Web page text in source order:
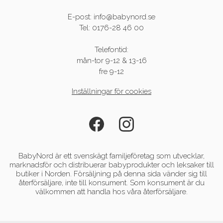
E-post: info@babynord.se
Tel: 0176-28 46 00
Telefontid:
mån-tor 9-12 & 13-16
fre 9-12
Inställningar för cookies
BabyNord är ett svenskägt familjeföretag som utvecklar,
marknadsför och distribuerar babyprodukter och leksaker till
butiker i Norden. Försäljning på denna sida vänder sig till
återförsäljare, inte till konsument. Som konsument är du
välkommen att handla hos våra återförsäljare.